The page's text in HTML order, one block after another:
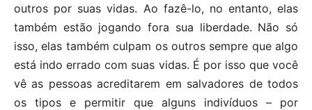
outros por suas vidas. Ao fazê-lo, no entanto, elas
também estão jogando fora sua liberdade. Não só
isso, elas também culpam os outros sempre que algo
está indo errado com suas vidas. É por isso que você
vê as pessoas acreditarem em salvadores de todos
os tipos e permitir que alguns indivíduos – por